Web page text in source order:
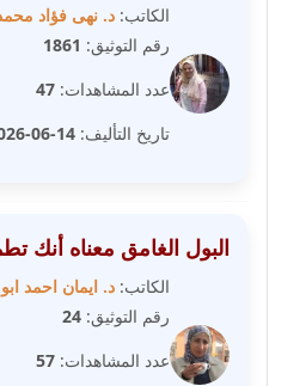
مدونة زينات مطاوع
مدونة زينب ابو الفضل
عاملة
مدونة سارة ابراهيم
الكاتب: د. نهى فؤاد
رقم التوثيق: 1861
عدد المشاهدات: 47
تاريخ التأليف: 14-06-2026
البول الغامق معناه أنك
الكاتب: د. ايمان احمد
رقم التوثيق: 24
عدد المشاهدات: 57